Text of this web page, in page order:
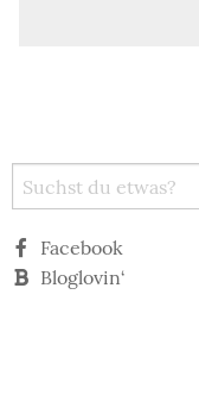
Facebook
Bloglovin‘